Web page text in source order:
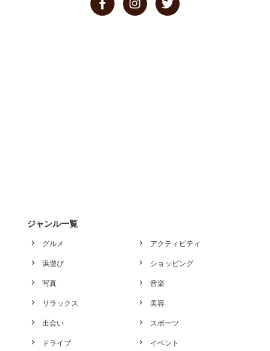
ジャンル一覧
グルメ アクティビティ
浜遊び ショッピング
写真 音楽
リラックス 美容
出会い スポーツ
ドライブ イベント